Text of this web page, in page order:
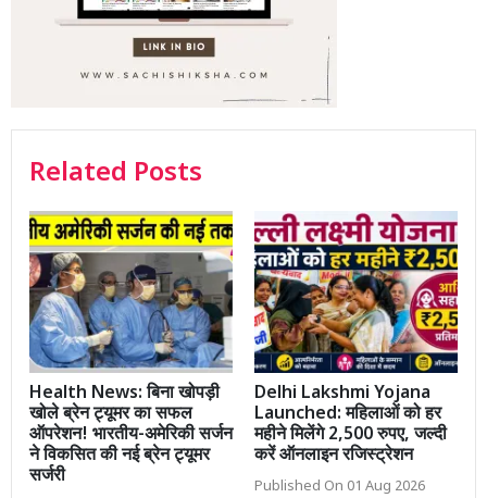
Related Posts
Health News: बिना खोपड़ी
खोले ब्रेन ट्यूमर का सफल
ऑपरेशन! भारतीय-अमेरिकी सर्जन
ने विकसित की नई ब्रेन ट्यूमर
सर्जरी
Delhi Lakshmi Yojana
Launched: महिलाओं को हर
महीने मिलेंगे 2,500 रुपए, जल्दी
करें ऑनलाइन रजिस्ट्रेशन
Published On 01 Aug 2026